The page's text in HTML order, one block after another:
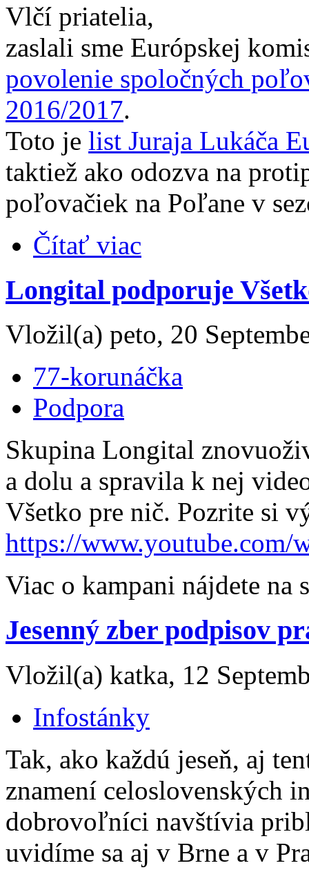
Vlčí priatelia,
zaslali sme Európskej
povolenie spoločných
2016/2017.
Toto je list Juraja Lukáča
taktiež ako odozva na
poľovačiek na Poľane v
Čítať viac
Longital podporuje
Vložil(a) peto, 20
77-korunáčka
Podpora
Skupina Longital
a dolu a spravila k nej
Všetko pre nič. Pozrite si
https://www.youtube.com/
Viac o kampani nájdete na
Jesenný zber podpisov
Vložil(a) katka, 12
Infostánky
Tak, ako každú jeseň, aj
znamení celoslovenských
dobrovoľníci navštívia
uvidíme sa aj v Brne a v